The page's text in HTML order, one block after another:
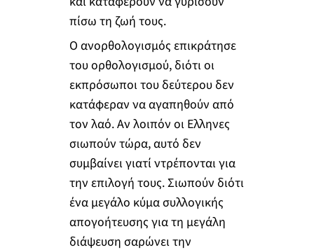
πίσω τη ζωή τους.
Ο ανορθολογισμός επικράτησε
του ορθολογισμού, διότι οι
εκπρόσωποι του δεύτερου δεν
κατάφεραν να αγαπηθούν από
τον λαό. Αν λοιπόν οι Ελληνες
σιωπούν τώρα, αυτό δεν
συμβαίνει γιατί ντρέπονται για
την επιλογή τους. Σιωπούν διότι
ένα μεγάλο κύμα συλλογικής
απογοήτευσης για τη μεγάλη
διάψευση σαρώνει την